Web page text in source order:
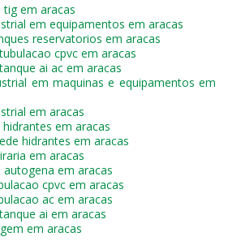
tig em aracas
em equipamentos em aracas
reservatorios em aracas
cpvc em aracas
ai ac em aracas
em maquinas e equipamentos em
em aracas
em aracas
hidrantes em aracas
em aracas
autogena em aracas
cpvc em aracas
ac em aracas
ai em aracas
em aracas